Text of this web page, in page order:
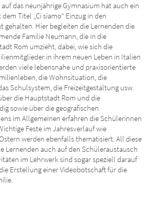
das neunjährige Gymnasium hat auch ein
Titel „Ci siamo“ Einzug in den
gehalten. Hier begleiten die Lernenden die
Familie Neumann, die in die
Rom umzieht, dabei, wie sich die
in ihrem neuen Leben in Italien
viele lebensnahe und praxisorientierte
die Wohnsituation, die
Schulsystem, die Freizeitgestaltung usw.
die Hauptstadt Rom und die
sowie über die geografischen
im Allgemeinen erfahren die Schülerinnen
Feste im Jahresverlauf wie
werden ebenfalls thematisiert. All diese
Lernenden auch auf den Schüleraustausch
im Lehrwerk sind sogar speziell darauf
Erstellung einer Videobotschaft für die